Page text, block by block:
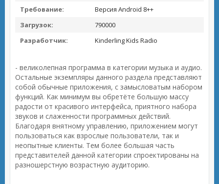
Требование:
Версия Android 8++
Загрузок:
790000
Разработчик:
Kinderling Kids Radio
- великолепная программа в категории музыка и аудио.
Остальные экземпляры данного раздела представляют
собой обычные приложения, с замысловатым набором
функций. Как минимум вы обретёте большую массу
радости от красивого интерфейса, приятного набора
звуков и слаженности программных действий.
Благодаря внятному управлению, приложением могут
пользоваться как взрослые пользователи, так и
неопытные клиенты. Тем более большая часть
представителей данной категории спроектированы на
разношерстную возрастную аудиторию.